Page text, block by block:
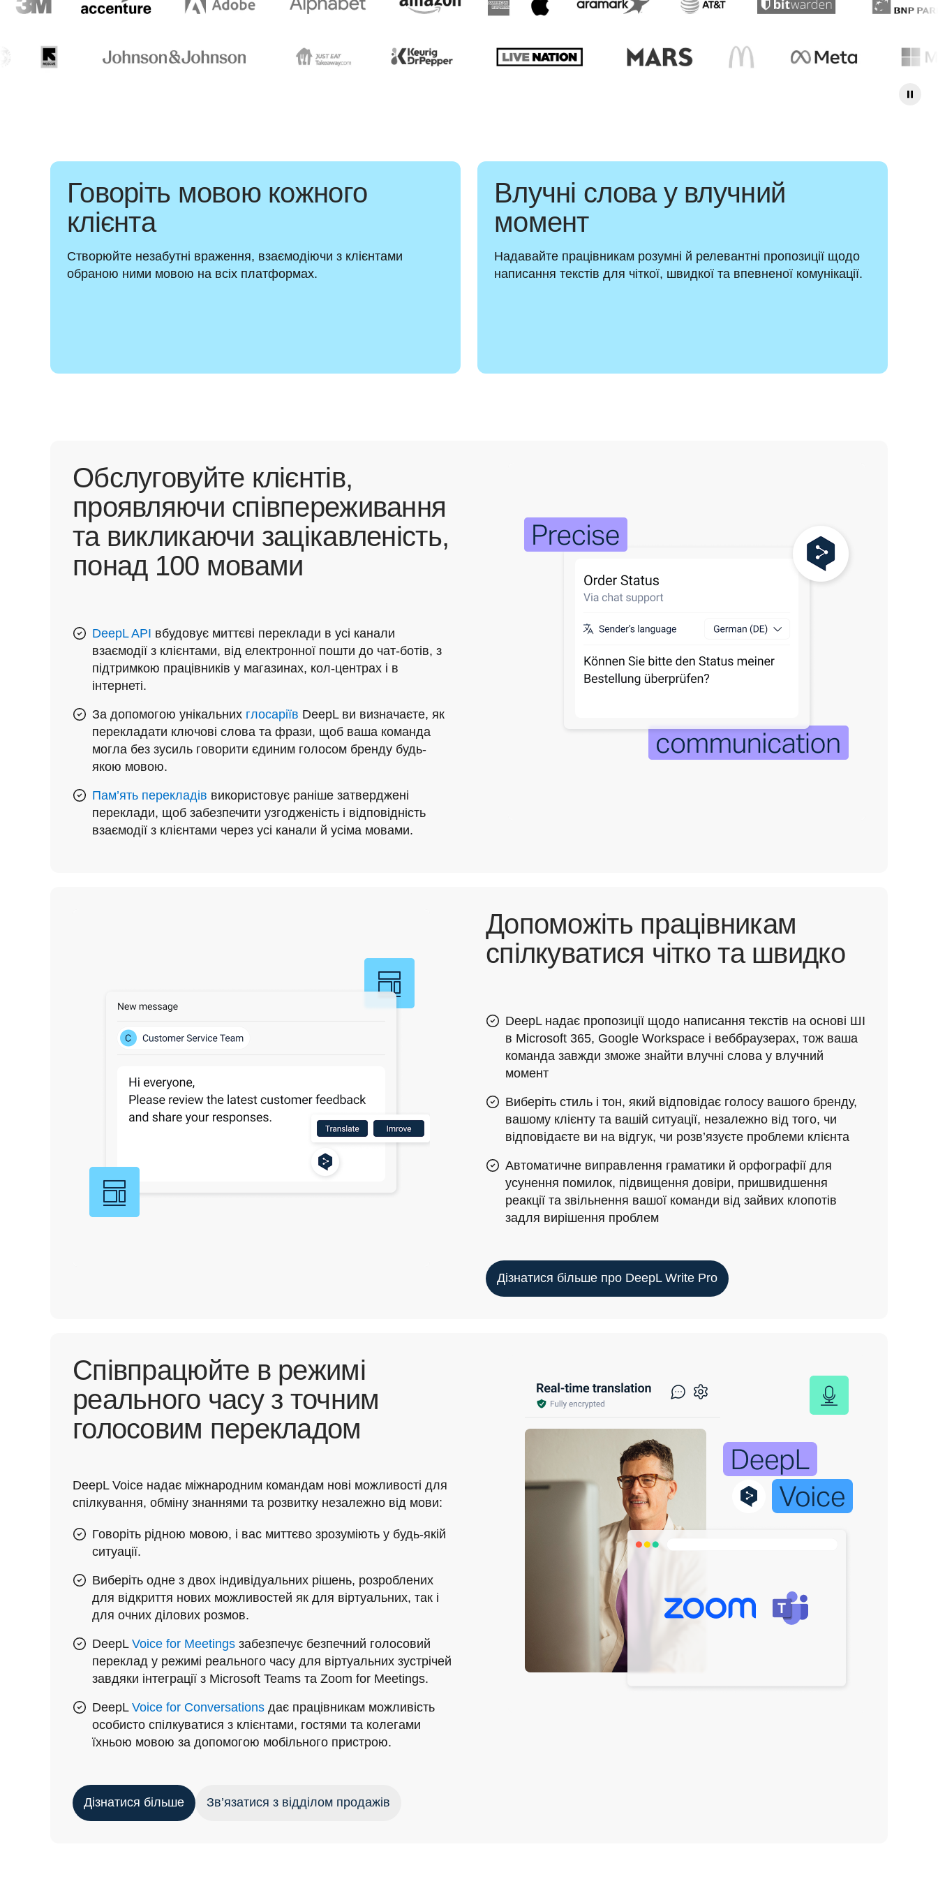
Говоріть мовою кожного
клієнта
Створюйте незабутні враження, взаємодіючи з клієнтами
обраною ними мовою на всіх платформах.
Влучні слова у влучний
момент
Надавайте працівникам розумні й релевантні пропозиції щодо
написання текстів для чіткої, швидкої та впевненої комунікації.
Обслуговуйте клієнтів,
проявляючи співпереживання
та викликаючи зацікавленість,
понад 100 мовами
DeepL API вбудовує миттєві переклади в усі канали
взаємодії з клієнтами, від електронної пошти до чат-ботів, з
підтримкою працівників у магазинах, кол-центрах і в
інтернеті.
За допомогою унікальних глосаріїв DeepL ви визначаєте, як
перекладати ключові слова та фрази, щоб ваша команда
могла без зусиль говорити єдиним голосом бренду будь-
якою мовою.
Пам’ять перекладів використовує раніше затверджені
переклади, щоб забезпечити узгодженість і відповідність
взаємодії з клієнтами через усі канали й усіма мовами.
Допоможіть працівникам
спілкуватися чітко та швидко
DeepL надає пропозиції щодо написання текстів на основі ШІ
в Microsoft 365, Google Workspace і веббраузерах, тож ваша
команда завжди зможе знайти влучні слова у влучний
момент
Виберіть стиль і тон, який відповідає голосу вашого бренду,
вашому клієнту та вашій ситуації, незалежно від того, чи
відповідаєте ви на відгук, чи розв’язуєте проблеми клієнта
Автоматичне виправлення граматики й орфографії для
усунення помилок, підвищення довіри, пришвидшення
реакції та звільнення вашої команди від зайвих клопотів
задля вирішення проблем
Дізнатися більше про DeepL Write Pro
Співпрацюйте в режимі
реального часу з точним
голосовим перекладом
DeepL Voice надає міжнародним командам нові можливості для
спілкування, обміну знаннями та розвитку незалежно від мови:
Говоріть рідною мовою, і вас миттєво зрозуміють у будь-якій
ситуації.
Виберіть одне з двох індивідуальних рішень, розроблених
для відкриття нових можливостей як для віртуальних, так і
для очних ділових розмов.
DeepL Voice for Meetings забезпечує безпечний голосовий
переклад у режимі реального часу для віртуальних зустрічей
завдяки інтеграції з Microsoft Teams та Zoom for Meetings.
DeepL Voice for Conversations дає працівникам можливість
особисто спілкуватися з клієнтами, гостями та колегами
їхньою мовою за допомогою мобільного пристрою.
Дізнатися більше Зв’язатися з відділом продажів